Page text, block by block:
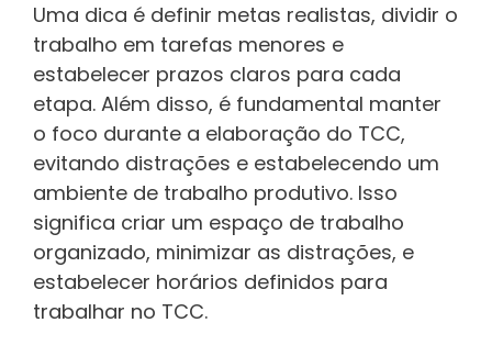
Uma dica é definir metas realistas, dividir o
trabalho em tarefas menores e
estabelecer prazos claros para cada
etapa. Além disso, é fundamental manter
o foco durante a elaboração do TCC,
evitando distrações e estabelecendo um
ambiente de trabalho produtivo. Isso
significa criar um espaço de trabalho
organizado, minimizar as distrações, e
estabelecer horários definidos para
trabalhar no TCC.